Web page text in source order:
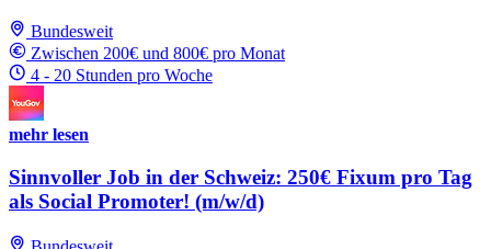
Bundesweit
Zwischen 200€ und 800€ pro Monat
4 - 20 Stunden pro Woche
mehr lesen
Sinnvoller Job in der Schweiz: 250€ Fixum pro Tag
als Social Promoter! (m/w/d)